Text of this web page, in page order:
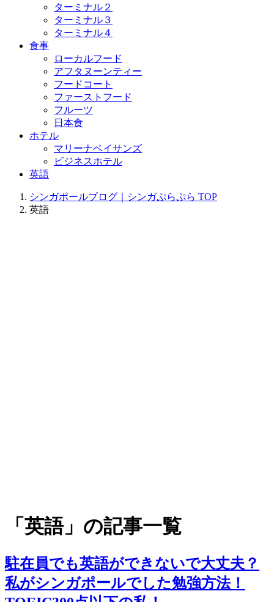
ターミナル２
ターミナル３
ターミナル４
食事
ローカルフード
アフタヌーンティー
フードコート
ファーストフード
フルーツ
日本食
ホテル
マリーナベイサンズ
ビジネスホテル
英語
シンガポールブログ｜シンガぷらぷら TOP
英語
「英語」の記事一覧
駐在員でも英語ができないで大丈夫？
私がシンガポールでした勉強方法！